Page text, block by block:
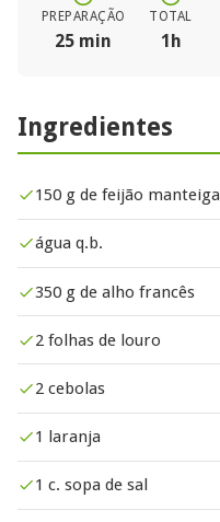
PREPARAÇÃO
25 min
TOTAL
1h
Ingredientes
150 g de feijão manteiga
água q.b.
350 g de alho francês
2 folhas de louro
2 cebolas
1 laranja
1 c. sopa de sal